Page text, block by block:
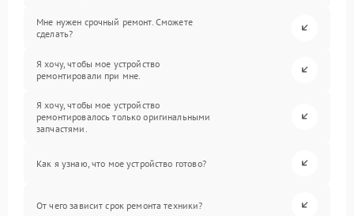
Мне нужен срочный ремонт. Сможете
сделать?
Я хочу, чтобы мое устройство
ремонтировали при мне.
Я хочу, чтобы мое устройство
ремонтировалось только оригинальными
запчастями.
Как я узнаю, что мое устройство готово?
От чего зависит срок ремонта техники?